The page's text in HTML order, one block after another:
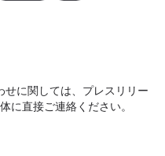
に関しては、プレスリリー
に直接ご連絡ください。